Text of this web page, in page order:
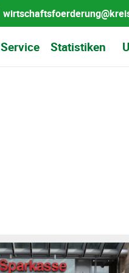
Service Statistiken